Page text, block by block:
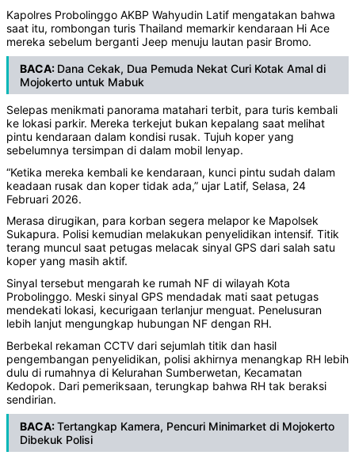
Kapolres Probolinggo AKBP Wahyudin Latif mengatakan bahwa
saat itu, rombongan turis Thailand memarkir kendaraan Hi Ace
mereka sebelum berganti Jeep menuju lautan pasir Bromo.
BACA: Dana Cekak, Dua Pemuda Nekat Curi Kotak Amal di
Mojokerto untuk Mabuk
‎Selepas menikmati panorama matahari terbit, para turis kembali
ke lokasi parkir. Mereka terkejut bukan kepalang saat melihat
pintu kendaraan dalam kondisi rusak. Tujuh koper yang
sebelumnya tersimpan di dalam mobil lenyap.
‎“Ketika mereka kembali ke kendaraan, kunci pintu sudah dalam
keadaan rusak dan koper tidak ada,” ujar Latif, Selasa, 24
Februari 2026.
Merasa dirugikan, para korban segera melapor ke Mapolsek
Sukapura. Polisi kemudian melakukan penyelidikan intensif. Titik
terang muncul saat petugas melacak sinyal GPS dari salah satu
koper yang masih aktif.
‎Sinyal tersebut mengarah ke rumah NF di wilayah Kota
Probolinggo. Meski sinyal GPS mendadak mati saat petugas
mendekati lokasi, kecurigaan terlanjur menguat. Penelusuran
lebih lanjut mengungkap hubungan NF dengan RH.
‎Berbekal rekaman CCTV dari sejumlah titik dan hasil
pengembangan penyelidikan, polisi akhirnya menangkap RH lebih
dulu di rumahnya di Kelurahan Sumberwetan, Kecamatan
Kedopok. Dari pemeriksaan, terungkap bahwa RH tak beraksi
sendirian.
BACA:Tertangkap Kamera, Pencuri Minimarket di Mojokerto
Dibekuk Polisi